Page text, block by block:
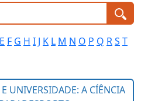
E F G H I J K L M N O P Q RS T